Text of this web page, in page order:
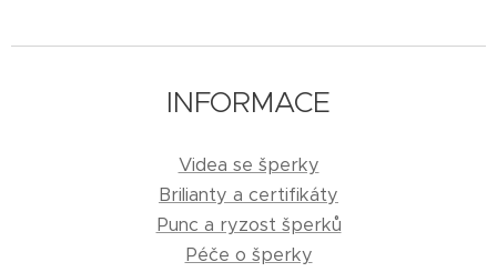
INFORMACE
Videa se šperky
Brilianty a certifikáty
Punc a ryzost šperků
Péče o šperky